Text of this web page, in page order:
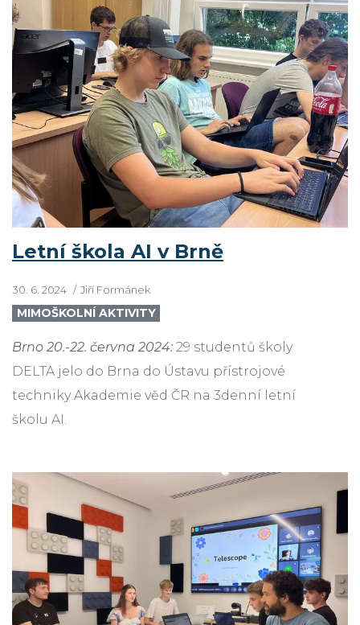
Letní škola AI v Brně
30. 6. 2024 Jiří Formánek
MIMOŠKOLNÍ AKTIVITY
Brno 20.-22. června 2024: 29 studentů školy
DELTA jelo do Brna do Ústavu přístrojové
techniky Akademie věd ČR na 3denní letní
školu AI.